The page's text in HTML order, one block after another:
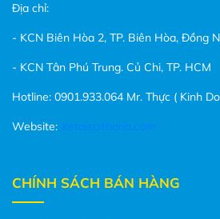
Địa chỉ:
- KCN Biên Hòa 2, TP. Biên Hòa, Đồng
- KCN Tân Phú Trung. Củ Chi, TP. HCM
Hotline: 0901.933.064 Mr. Thực ( Kinh
Website: Xetaisaithanh.com
CHÍNH SÁCH BÁN HÀNG